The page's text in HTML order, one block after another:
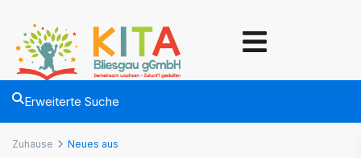
Erweiterte Suche
Zuhause Neues aus